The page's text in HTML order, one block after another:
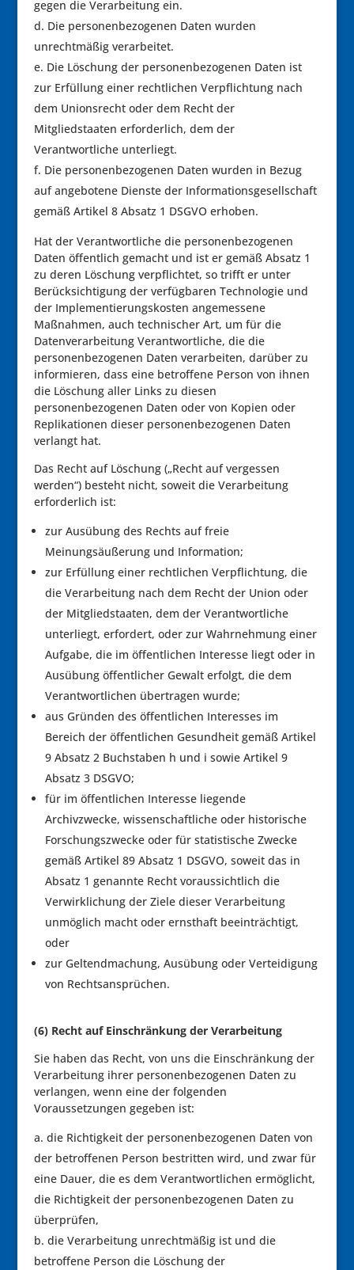
gegen die Verarbeitung ein.
Die personenbezogenen Daten wurden
unrechtmäßig verarbeitet.
Die Löschung der personenbezogenen Daten ist
zur Erfüllung einer rechtlichen Verpflichtung nach
dem Unionsrecht oder dem Recht der
Mitgliedstaaten erforderlich, dem der
Verantwortliche unterliegt.
Die personenbezogenen Daten wurden in Bezug
auf angebotene Dienste der Informationsgesellschaft
gemäß Artikel 8 Absatz 1 DSGVO erhoben.
Hat der Verantwortliche die personenbezogenen
Daten öffentlich gemacht und ist er gemäß Absatz 1
zu deren Löschung verpflichtet, so trifft er unter
Berücksichtigung der verfügbaren Technologie und
der Implementierungskosten angemessene
Maßnahmen, auch technischer Art, um für die
Datenverarbeitung Verantwortliche, die die
personenbezogenen Daten verarbeiten, darüber zu
informieren, dass eine betroffene Person von ihnen
die Löschung aller Links zu diesen
personenbezogenen Daten oder von Kopien oder
Replikationen dieser personenbezogenen Daten
verlangt hat.
Das Recht auf Löschung („Recht auf vergessen
werden“) besteht nicht, soweit die Verarbeitung
erforderlich ist:
zur Ausübung des Rechts auf freie
Meinungsäußerung und Information;
zur Erfüllung einer rechtlichen Verpflichtung, die
die Verarbeitung nach dem Recht der Union oder
der Mitgliedstaaten, dem der Verantwortliche
unterliegt, erfordert, oder zur Wahrnehmung einer
Aufgabe, die im öffentlichen Interesse liegt oder in
Ausübung öffentlicher Gewalt erfolgt, die dem
Verantwortlichen übertragen wurde;
aus Gründen des öffentlichen Interesses im
Bereich der öffentlichen Gesundheit gemäß Artikel
9 Absatz 2 Buchstaben h und i sowie Artikel 9
Absatz 3 DSGVO;
für im öffentlichen Interesse liegende
Archivzwecke, wissenschaftliche oder historische
Forschungszwecke oder für statistische Zwecke
gemäß Artikel 89 Absatz 1 DSGVO, soweit das in
Absatz 1 genannte Recht voraussichtlich die
Verwirklichung der Ziele dieser Verarbeitung
unmöglich macht oder ernsthaft beeinträchtigt,
oder
zur Geltendmachung, Ausübung oder Verteidigung
von Rechtsansprüchen.
(6) Recht auf Einschränkung der Verarbeitung
Sie haben das Recht, von uns die Einschränkung der
Verarbeitung ihrer personenbezogenen Daten zu
verlangen, wenn eine der folgenden
Voraussetzungen gegeben ist:
die Richtigkeit der personenbezogenen Daten von
der betroffenen Person bestritten wird, und zwar für
eine Dauer, die es dem Verantwortlichen ermöglicht,
die Richtigkeit der personenbezogenen Daten zu
überprüfen,
die Verarbeitung unrechtmäßig ist und die
betroffene Person die Löschung der